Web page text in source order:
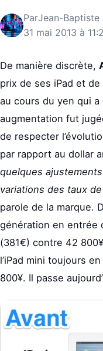
ParJean-Baptiste
31 mai 2013 à
De manière discrète,
prix de ses iPad et
au cours du yen qui
augmentation fut
de respecter
par rapport au dollar
quelques
variations des taux
parole de la marque.
génération en entrée
(381€) contre 42
l’iPad mini toujours
800¥. Il passe